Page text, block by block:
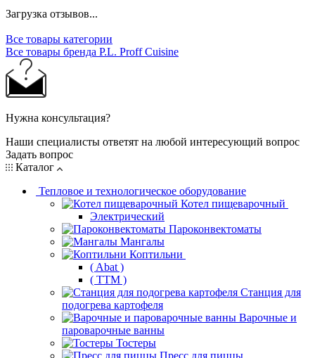
Загрузка отзывов...
Все товары категории
Все товары бренда P.L. Proff Cuisine
Нужна консультация?
Наши специалисты ответят на любой интересующий вопрос
Задать вопрос
Каталог
Тепловое и технологическое оборудование
Котел пищеварочный
Электрический
Пароконвектоматы
Мангалы
Коптильни
( Abat )
( ТТМ )
Станция для
подогрева картофеля
Варочные и
пароварочные ванны
Тостеры
Пресс для пиццы